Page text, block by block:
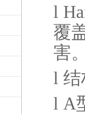
l
覆
害
l 结
l A